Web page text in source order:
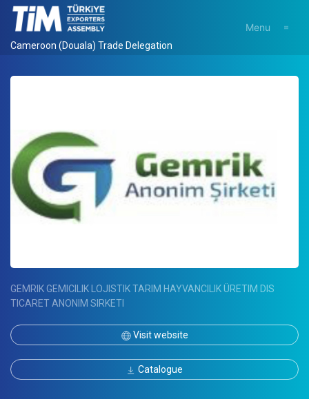
Cameroon (Douala) Trade Delegation
Menu
GEMRIK GEMICILIK LOJISTIK TARIM HAYVANCILIK ÜRETIM DIS
TICARET ANONIM SIRKETI
Visit website
Catalogue